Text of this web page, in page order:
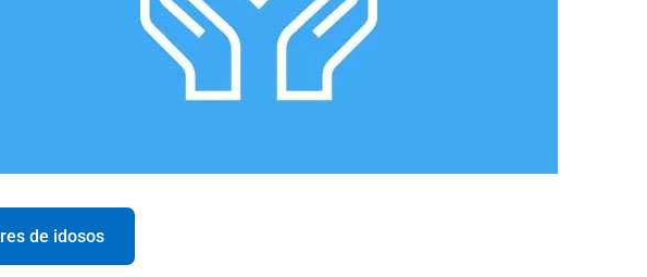
de idosos